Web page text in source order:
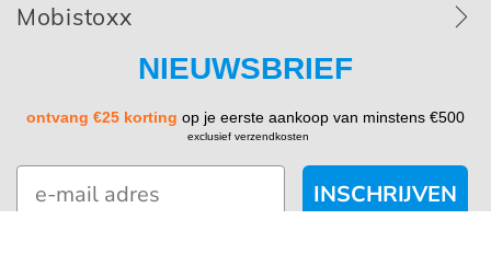
Mobistoxx
NIEUWSBRIEF
ontvang €25 korting op je eerste aankoop van minstens €500
exclusief verzendkosten
INSCHRIJVEN